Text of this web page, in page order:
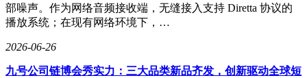
部噪声。作为网络音频接收端，无缝接入支持 Diretta 协议的
播放系统；在现有网络环境下，…
2026-06-26
九号公司链博会秀实力：三大品类新品齐发，创新驱动全球短